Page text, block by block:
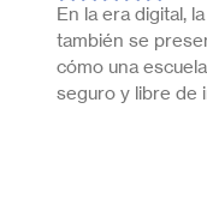
En la era digital,
también se
cómo una
seguro y libre de